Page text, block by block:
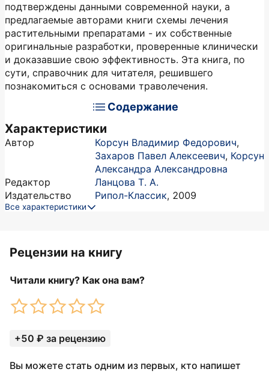
подтверждены данными современной науки, а
предлагаемые авторами книги схемы лечения
растительными препаратами - их собственные
оригинальные разработки, проверенные клинически
и доказавшие свою эффективность. Эта книга, по
сути, справочник для читателя, решившего
познакомиться с основами траволечения.
Содержание
Характеристики
Автор Корсун Владимир Федорович,
Захаров Павел Алексеевич, Корсун
Александра Александровна
Редактор
Ланцова Т. А.
Издательство
Рипол-Классик, 2009
Все характеристики
Рецензии на книгу
Читали книгу? Как она вам?
+50 ₽ за рецензию
Вы можете стать одним из первых, кто напишет